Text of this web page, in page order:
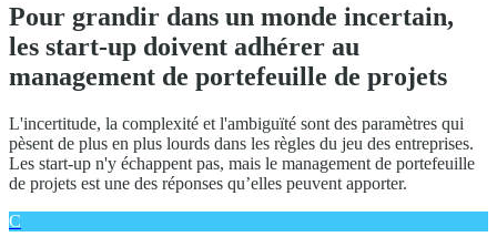
Pour grandir dans un monde incertain,
les start-up doivent adhérer au
management de portefeuille de projets
L'incertitude, la complexité et l'ambiguïté sont des paramètres qui
pèsent de plus en plus lourds dans les règles du jeu des entreprises.
Les start-up n'y échappent pas, mais le management de portefeuille
de projets est une des réponses qu’elles peuvent apporter.
C